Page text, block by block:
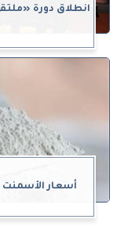
انطلاق دورة
أسعار الأسمنت اليوم السبت